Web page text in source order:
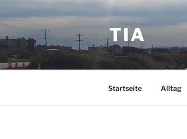
Inhalt
springen
TIA
Startseite Alltag